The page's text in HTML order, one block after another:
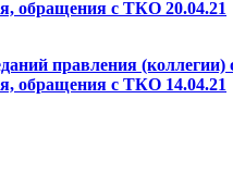
обращения с ТКО 20.04.21
правления
обращения с ТКО 14.04.21